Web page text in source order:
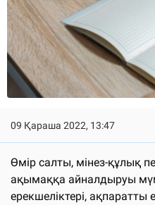
09 Қараша 2022, 13:47
Өмір салты, мінез-құлық
ақымаққа айналдыруы
ерекшеліктері, ақпаратты